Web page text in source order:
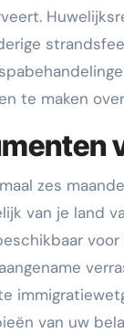
te maken
zes
van je land
van uw